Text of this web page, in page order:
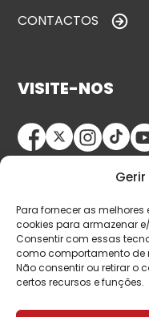
Para fornecer as
cookies para armazenar
Consentir com essas
como comportamento de
Não consentir ou retirar o
certos recursos e funções.
CONTACTOS
VISITE-NOS
© Copyright 2026